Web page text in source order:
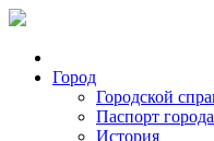
Город
Городской
Паспорт города
История